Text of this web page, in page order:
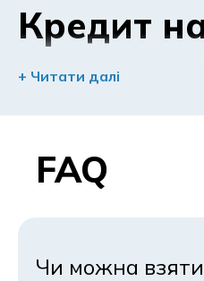
Кредит
Фінансування у
Типові
+ Читати далі
FAQ
Чи можна